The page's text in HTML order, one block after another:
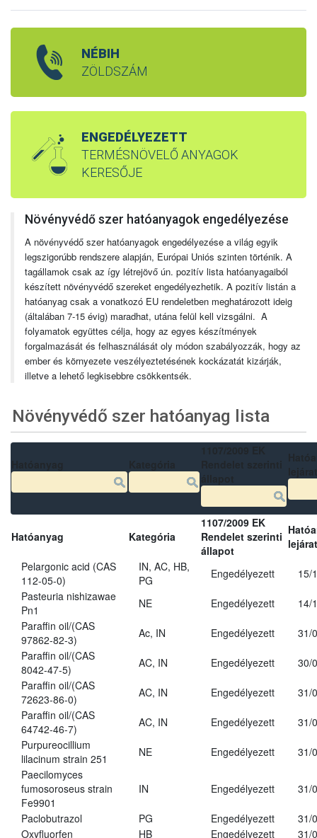
NÉBIH
ZÖLDSZÁM
ENGEDÉLYEZETT
TERMÉSNÖVELŐ ANYAGOK
KERESŐJE
Növényvédő szer hatóanyagok engedélyezése
A növényvédő szer hatóanyagok engedélyezése a világ egyik
legszigorúbb rendszere alapján, Európai Uniós szinten történik. A
tagállamok csak az így létrejövő ún. pozitív lista hatóanyagaiból
készített növényvédő szereket engedélyezhetik. A pozitív listán a
hatóanyag csak a vonatkozó EU rendeletben meghatározott ideig
(általában 7-15 évig) maradhat, utána felül kell vizsgálni. A
folyamatok együttes célja, hogy az egyes készítmények
forgalmazását és felhasználását oly módon szabályozzák, hogy az
ember és környezete veszélyeztetésének kockázatát kizárják,
illetve a lehető legkisebbre csökkentsék.
Növényvédő szer hatóanyag lista
Hatóanyag Kategória
1107/2009 EK
Rendelet szerinti
állapot
Pelargonic acid (CAS
112-05-0)
IN, AC, HB,
PG
Engedélyezett
15/
Pasteuria nishizawae
Pn1
NE Engedélyezett
14/
Paraffin oil/(CAS
97862-82-3)
Ac, IN Engedélyezett
31/
Paraffin oil/(CAS
8042-47-5)
AC, IN Engedélyezett
30/
Paraffin oil/(CAS
72623-86-0)
AC, IN Engedélyezett
31/
Paraffin oil/(CAS
64742-46-7)
AC, IN Engedélyezett
31/
Purpureocillium
lilacinum strain 251
NE Engedélyezett
31/
Paecilomyces
fumosoroseus strain
Fe9901
IN Engedélyezett 31/
Paclobutrazol PG Engedélyezett
31/
Oxyfluorfen
HB Engedélyezett
31/